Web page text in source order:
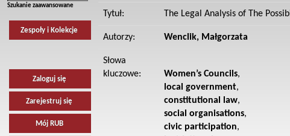
Szukanie zaawansowane
Zespoły i Kolekcje
Zaloguj się
Zarejestruj się
Mój RUB
Tytuł: The Legal Analysis of The
Autorzy: Wenclik, Małgorzata
Słowa
kluczowe:
Women’s Councils,
local government,
constitutional law,
social organisations,
civic participation,